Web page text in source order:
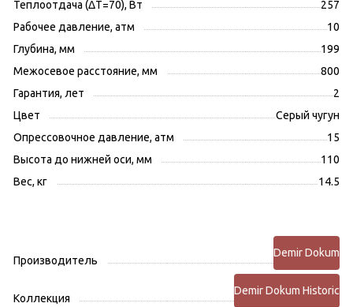
Теплоотдача (ΔT=70), Вт
257
Рабочее давление, атм
10
Глубина, мм
199
Межосевое расстояние, мм
800
Гарантия, лет
2
Цвет
Серый чугун
Опрессовочное давление, атм
15
Высота до нижней оси, мм
110
Вес, кг
14.5
Производитель
Demir Dokum
Коллекция
Demir Dokum Historic